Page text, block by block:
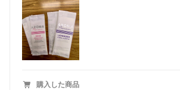
購入した商品